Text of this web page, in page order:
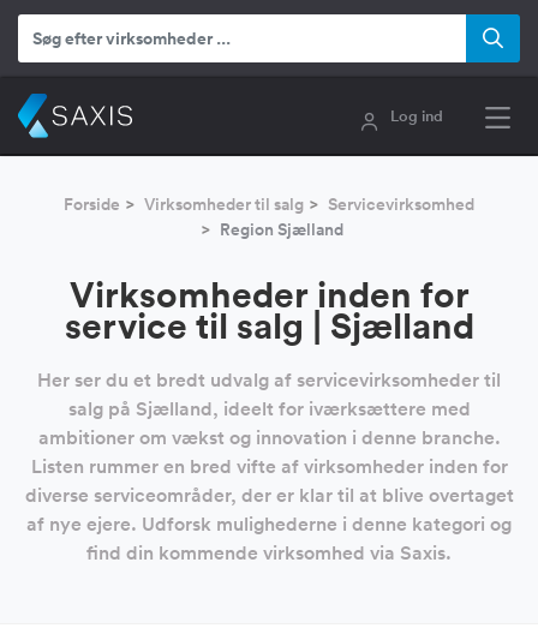
Log ind
Forside Virksomheder til salg
Servicevirksomhed
Region Sjælland
Virksomheder inden for
service til salg | Sjælland
Her ser du et bredt udvalg af servicevirksomheder til
salg på Sjælland, ideelt for iværksættere med
ambitioner om vækst og innovation i denne branche.
Listen rummer en bred vifte af virksomheder inden for
diverse serviceområder, der er klar til at blive overtaget
af nye ejere. Udforsk mulighederne i denne kategori og
find din kommende virksomhed via Saxis.